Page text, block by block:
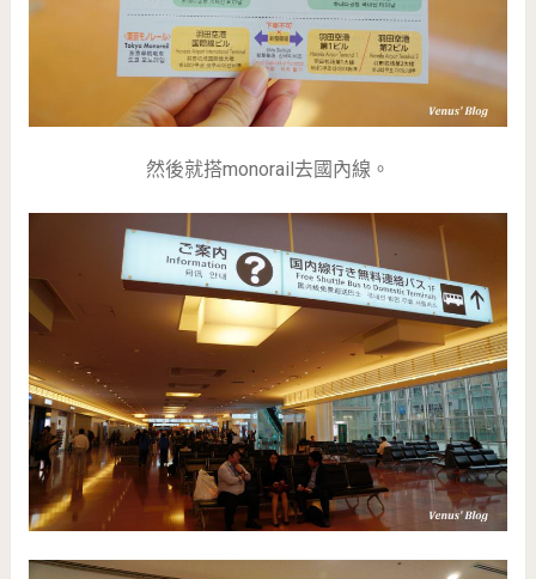
然後就搭monorail去國內線。